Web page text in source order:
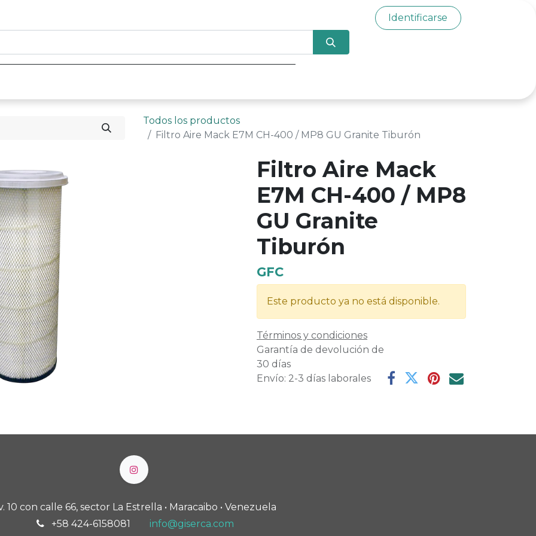
Identificarse
Todos los productos
Filtro Aire Mack E7M CH-400 / MP8 GU Granite Tiburón
Filtro Aire Mack
E7M CH-400 / MP8
GU Granite
Tiburón
GFC
Este producto ya no está disponible.
Términos y condiciones
Garantía de devolución de
30 días
Envío: 2-3 días laborales
10 con calle 66, sector La Estrella • Maracaibo • Venezuela
+58 424-6158081
info@giserca.com